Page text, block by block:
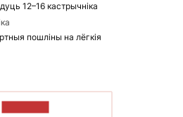
12–16 кастрычніка
пошліны на лёгкія